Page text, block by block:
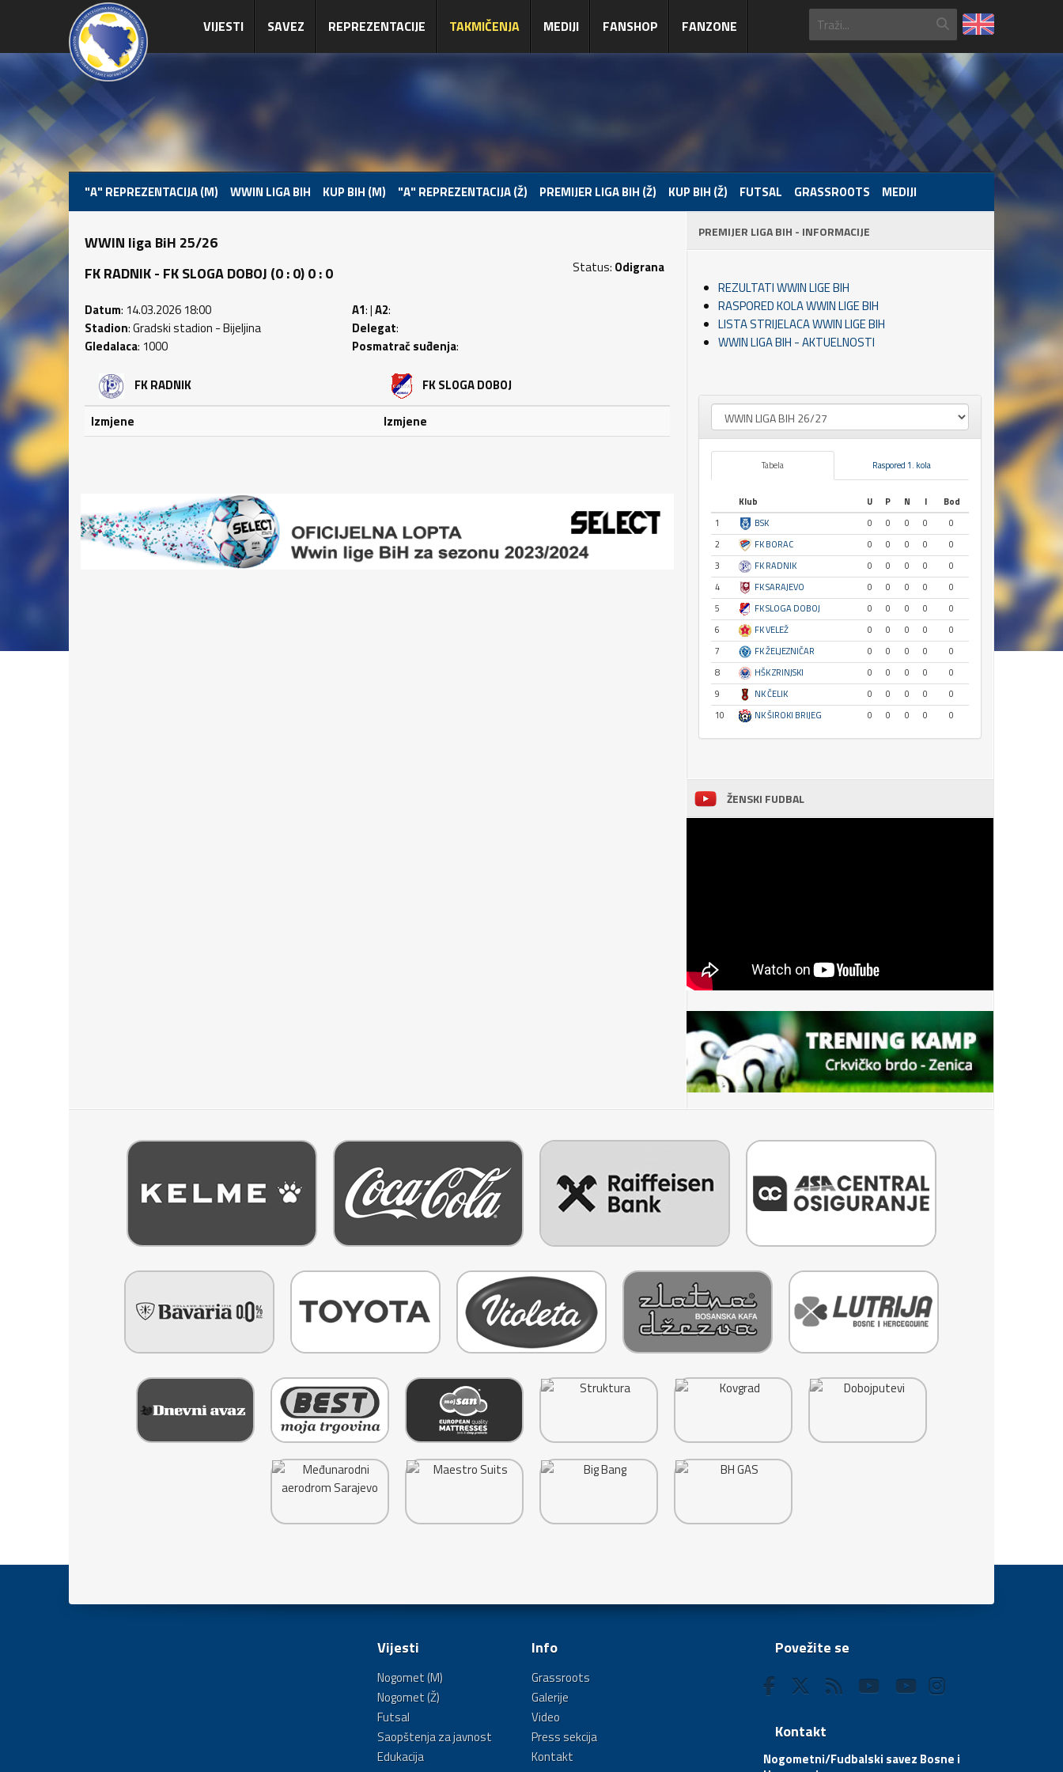
VIJESTI SAVEZ REPREZENTACIJE TAKMIČENJA MEDIJI FANSHOP FANZONE
"A" REPREZENTACIJA (M) WWIN LIGA BIH KUP BIH (M) "A" REPREZENTACIJA (Ž) PREMIJER LIGA BIH (Ž) KUP BIH (Ž) FUTSAL GRASSROOTS MEDIJI
WWIN liga BiH 25/26
FK RADNIK - FK SLOGA DOBOJ (0 : 0) 0 : 0
Status: Odigrana
Datum: 14.03.2026 18:00
Stadion: Gradski stadion - Bijeljina
Gledalaca: 1000
A1: |A2:
Delegat:
Posmatrač suđenja:
FK RADNIK
Izmjene
FK SLOGA DOBOJ
Izmjene
PREMIJER LIGA BIH - INFORMACIJE
REZULTATI WWIN LIGE BIH
RASPORED KOLA WWIN LIGE BIH
LISTA STRIJELACA WWIN LIGE BIH
WWIN LIGA BIH - AKTUELNOSTI
Tabela Raspored 1. kola
Klub U P N I
Bod
1
BSK 0 0 0 0
0
2
FK BORAC 0 0 0 0
0
3
FK RADNIK 0 0 0 0
0
4
FK SARAJEVO 0 0 0 0
0
5
FK SLOGA DOBOJ 0 0 0 0
0
6
FK VELEŽ 0 0 0 0
0
7
FK ŽELJEZNIČAR 0 0 0 0
0
8
HŠK ZRINJSKI 0 0 0 0
0
9
NK ČELIK 0 0 0 0
0
10
NK ŠIROKI BRIJEG 0 0 0 0 0
ŽENSKI FUDBAL
Vijesti
Nogomet (M)
Nogomet (Ž)
Futsal
Saopštenja za javnost
Edukacija
Info
Grassroots
Galerije
Video
Press sekcija
Kontakt
Povežite se
Kontakt
Nogometni/Fudbalski savez Bosne i